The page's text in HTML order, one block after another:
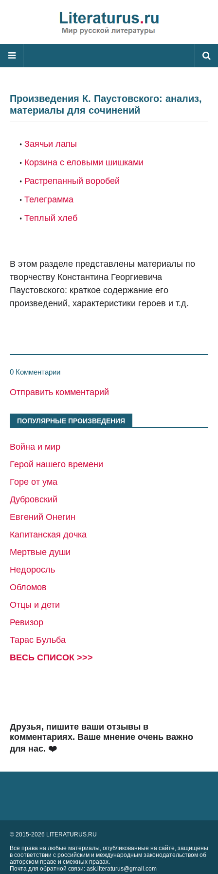
Произведения К. Паустовского: анализ,
материалы для сочинений
Заячьи лапы
Корзина с еловыми шишками
Растрепанный воробей
Телеграмма
Теплый хлеб
В этом разделе представлены материалы по
творчеству Константина Георгиевича
Паустовского: краткое содержание его
произведений, характеристики героев и т.д.
0 Комментарии
Отправить комментарий
ПОПУЛЯРНЫЕ ПРОИЗВЕДЕНИЯ
Война и мир
Герой нашего времени
Горе от ума
Дубровский
Евгений Онегин
Капитанская дочка
Мертвые души
Недоросль
Обломов
Отцы и дети
Ревизор
Тарас Бульба
ВЕСЬ СПИСОК >>>
Друзья, пишите ваши отзывы в
комментариях. Ваше мнение очень важно
для нас. ❤️
© 2015-2026 LITERATURUS.RU
Все права на любые материалы, опубликованные на сайте, защищены
в соответствии с российским и международным законодательством об
авторском праве и смежных правах.
Почта для обратной связи: ask.literaturus@gmail.com